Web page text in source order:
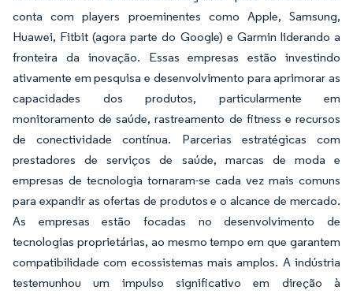
conta com players proeminentes como Apple, Samsung,
Huawei, Fitbit (agora parte do Google) e Garmin liderando a
fronteira da inovação. Essas empresas estão investindo
ativamente em pesquisa e desenvolvimento para aprimorar as
capacidades dos produtos, particularmente em
monitoramento de saúde, rastreamento de fitness e recursos
de conectividade contínua. Parcerias estratégicas com
prestadores de serviços de saúde, marcas de moda e
empresas de tecnologia tornaram-se cada vez mais comuns
para expandir as ofertas de produtos e o alcance de mercado.
As empresas estão focadas no desenvolvimento de
tecnologias proprietárias, ao mesmo tempo em que garantem
compatibilidade com ecossistemas mais amplos. A indústria
testemunhou um impulso significativo em direção à